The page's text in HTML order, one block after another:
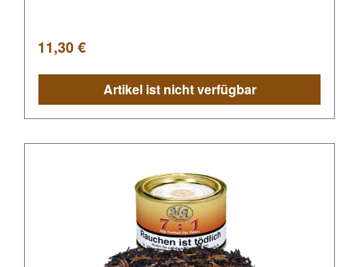
Regulärer Preis:
11,30 €
Artikel ist nicht verfügbar